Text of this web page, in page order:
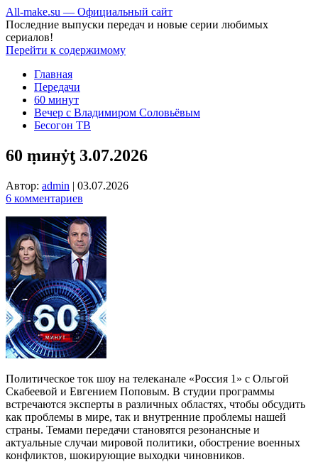
All-make.su — Официальный сайт
Последние выпуски передач и новые серии любимых
сериалов!
Перейти к содержимому
Главная
Передачи
60 минут
Вечер с Владимиром Соловьёвым
Бесогон ТВ
60 ṃинẏƫ 3.07.2026
Автор: admin | 03.07.2026
6 комментариев
Политическое ток шоу на телеканале «Россия 1» с Ольгой
Скабеевой и Евгением Поповым. В студии программы
встречаются эксперты в различных областях, чтобы обсудить
как проблемы в мире, так и внутренние проблемы нашей
страны. Темами передачи становятся резонансные и
актуальные случаи мировой политики, обострение военных
конфликтов, шокирующие выходки чиновников.